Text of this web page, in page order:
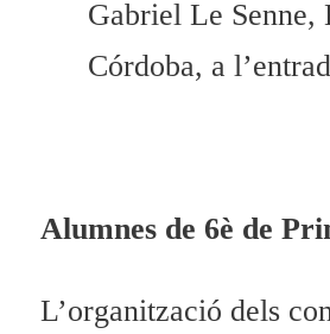
Gabriel Le
Córdoba, a
Alumnes de 6è de
L’organització dels